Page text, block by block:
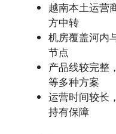
越南本土运营
方中转
机房覆盖河内
节点
产品线较完整
等多种方案
运营时间较长
持有保障